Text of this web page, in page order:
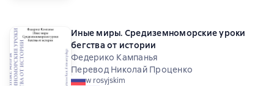
Иные миры. Средиземноморские уроки
бегства от истории
Федерико Кампанья
Перевод Николай Проценко
w rosyjskim